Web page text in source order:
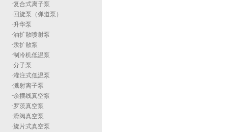
·复合式离子泵
· 回旋泵（弹道泵）
·升华泵
·油扩散喷射泵
·汞扩散泵
·制冷机低温泵
·分子泵
·灌注式低温泵
·溅射离子泵
·余摆线真空泵
·罗茨真空泵
·滑阀真空泵
·旋片式真空泵